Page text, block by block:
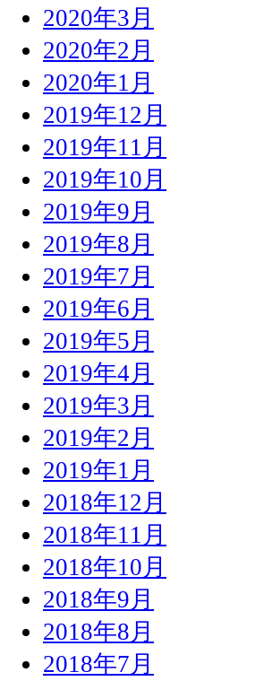
2020年3月
2020年2月
2020年1月
2019年12月
2019年11月
2019年10月
2019年9月
2019年8月
2019年7月
2019年6月
2019年5月
2019年4月
2019年3月
2019年2月
2019年1月
2018年12月
2018年11月
2018年10月
2018年9月
2018年8月
2018年7月